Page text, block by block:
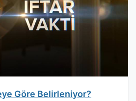
Göre Belirleniyor?